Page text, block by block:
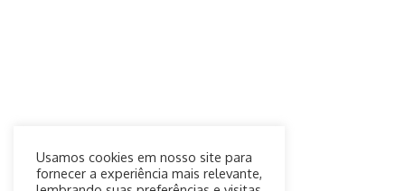
Usamos cookies em nosso site para
fornecer a experiência mais relevante,